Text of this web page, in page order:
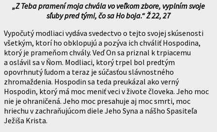
„Z Teba pramení moja chvála vo veľkom zbore, vyplním svoje
sľuby pred tými, čo sa Ho boja.“ Ž 22, 27
Vypočutý modliaci vydáva svedectvo o tejto svojej skúsenosti
všetkým, ktorí ho obklopujú a pozýva ich chváliť Hospodina,
ktorý je prameňom chvály. Veď On sa priznal k trpiacemu
a oslávil sa v Ňom. Modliaci, ktorý trpel bol predtým
opovrhnutý ľudom a teraz je súčasťou slávnostného
zhromaždenia. Hospodin sa teda preukázal ako verný
Hospodin, ktorý má moc meniť veci v živote človeka. Jeho moc
nie je ohraničená. Jeho moc presahuje aj moc smrti, moc
hriechu v zachraňujúcom diele Jeho Syna a nášho Spasiteľa
Ježiša Krista.